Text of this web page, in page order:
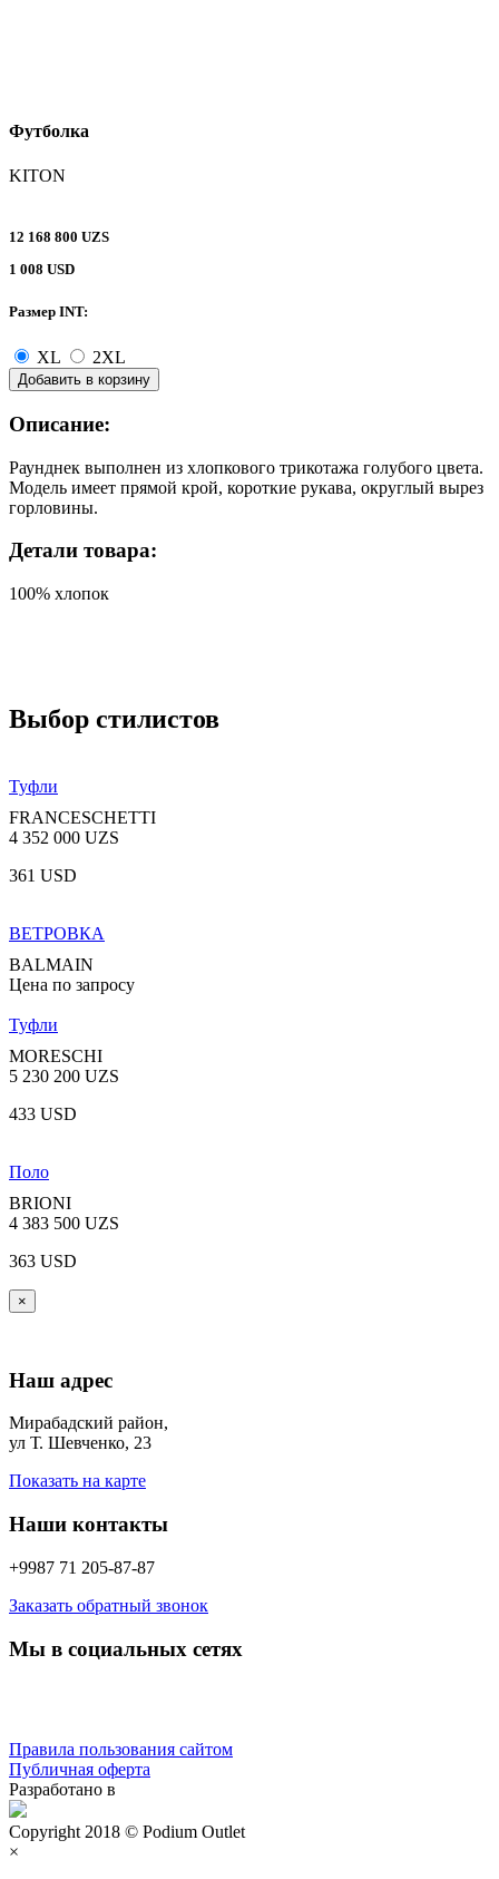
Футболка
KITON
12 168 800 UZS
1 008 USD
Размер INT:
XL 2XL
Добавить в корзину
Описание:
Раунднек выполнен из хлопкового трикотажа голубого цвета.
Модель имеет прямой крой, короткие рукава, округлый вырез
горловины.
Детали товара:
100% хлопок
Выбор стилистов
Туфли
FRANCESCHETTI
4 352 000 UZS
361 USD
ВЕТРОВКА
BALMAIN
Цена по запросу
Туфли
MORESCHI
5 230 200 UZS
433 USD
Поло
BRIONI
4 383 500 UZS
363 USD
×
Наш адрес
Мирабадский район,
ул Т. Шевченко, 23
Показать на карте
Наши контакты
+9987 71 205-87-87
Заказать обратный звонок
Мы в социальных сетях
Правила пользования сайтом
Публичная оферта
Разработано в
Copyright 2018 © Podium Outlet
×